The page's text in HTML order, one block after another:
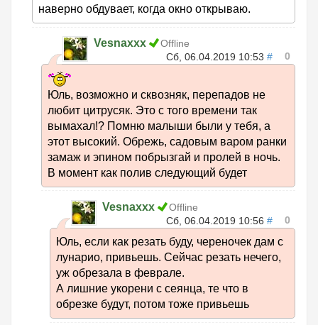
наверно обдувает, когда окно открываю.
Vesnaxxx
Offline
Сб, 06.04.2019 10:53 # 0
Юль, возможно и сквозняк, перепадов не
любит цитрусяк. Это с того времени так
вымахал!? Помню малыши были у тебя, а
этот высокий. Обрежь, садовым варом ранки
замаж и эпином побрызгай и пролей в ночь.
В момент как полив следующий будет
Vesnaxxx
Offline
Сб, 06.04.2019 10:56 # 0
Юль, если как резать буду, череночек дам с
лунарио, привьешь. Сейчас резать нечего,
уж обрезала в феврале.
А лишние укорени с сеянца, те что в
обрезке будут, потом тоже привьешь